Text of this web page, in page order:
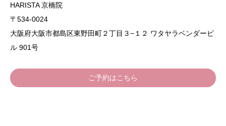
HARISTA 京橋院
〒534-0024
大阪府大阪市都島区東野田町２丁目３−１２ ワタヤラベンダービ
ル 901号
ご予約はこちら